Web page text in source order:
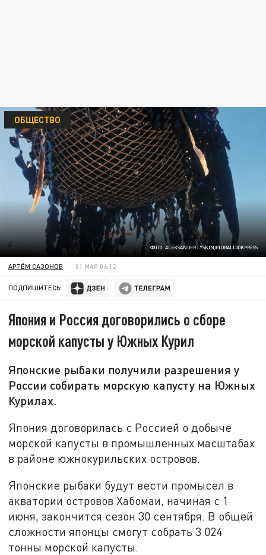
ФОТО: ALEKSANDER LYSKIN/GLOBALLOOKPRESS
ОБЩЕСТВО
АРТЁМ САЗОНОВ 01 МАЯ 06:12
ПОДПИШИТЕСЬ:
Япония и Россия договорились о сборе
морской капусты у Южных Курил
Японские рыбаки получили разрешения у
России собирать морскую капусту на Южных
Курилах.
Япония договорилась с Россией о добыче
морской капусты в промышленных масштабах
в районе южнокурильских островов.
Японские рыбаки будут вести промысел в
акватории островов Хабомаи, начиная с 1
июня, закончится сезон 30 сентября. В общей
сложности японцы смогут собрать 3 024
тонны морской капусты.